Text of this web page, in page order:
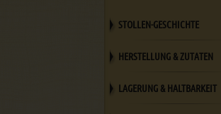
STOLLEN-GESCHICHTE
HERSTELLUNG & ZUTATEN
LAGERUNG & HALTBARKEIT